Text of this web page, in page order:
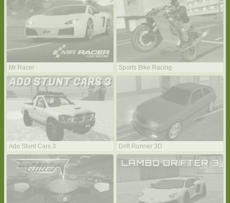
Mr Racer Sports Bike Racing
Ado Stunt Cars 3 Drift Runner 3D